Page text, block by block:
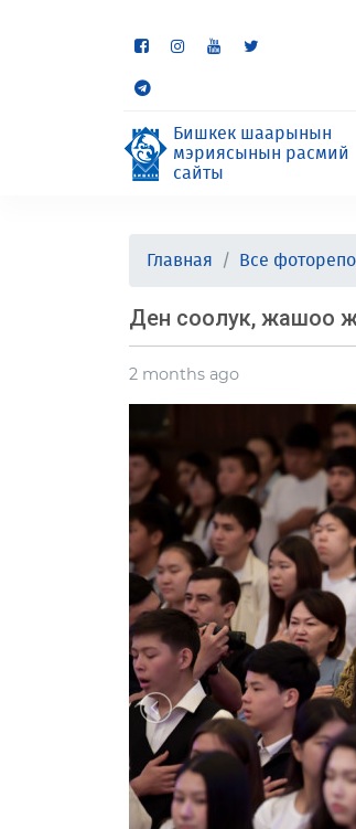
Бишкек шаарынын
мэриясынын расмий
сайты
Главная Все
Ден соолук, жашоо
2 months ago